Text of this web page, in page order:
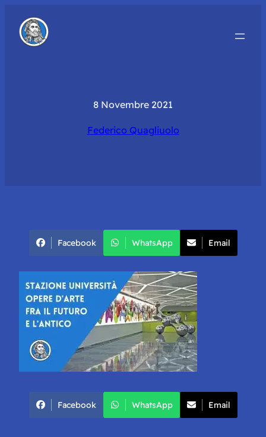
8 Novembre 2021
Federico Quagliuolo
Facebook WhatsApp Email
Facebook WhatsApp Email